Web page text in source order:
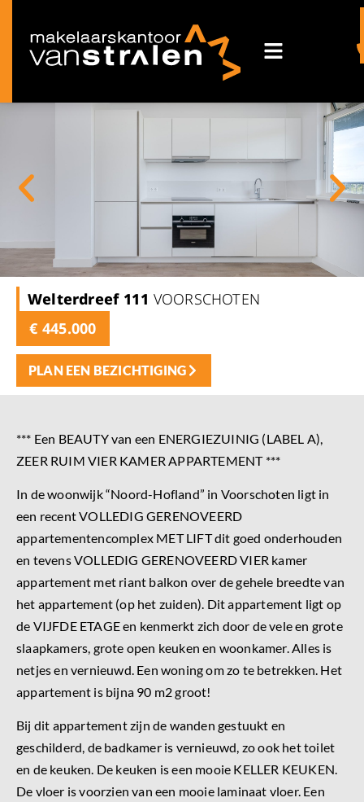
Welterdreef 111 VOORSCHOTEN
€ 445.000
PLAN EEN BEZICHTIGING
*** Een BEAUTY van een ENERGIEZUINIG (LABEL A),
ZEER RUIM VIER KAMER APPARTEMENT ***
In de woonwijk “Noord-Hofland” in Voorschoten ligt in
een recent VOLLEDIG GERENOVEERD
appartementencomplex MET LIFT dit goed onderhouden
en tevens VOLLEDIG GERENOVEERD VIER kamer
appartement met riant balkon over de gehele breedte van
het appartement (op het zuiden). Dit appartement ligt op
de VIJFDE ETAGE en kenmerkt zich door de vele en grote
slaapkamers, grote open keuken en woonkamer. Alles is
netjes en vernieuwd. Een woning om zo te betrekken. Het
appartement is bijna 90 m2 groot!
Bij dit appartement zijn de wanden gestuukt en
geschilderd, de badkamer is vernieuwd, zo ook het toilet
en de keuken. De keuken is een mooie KELLER KEUKEN.
De vloer is voorzien van een mooie laminaat vloer. Een